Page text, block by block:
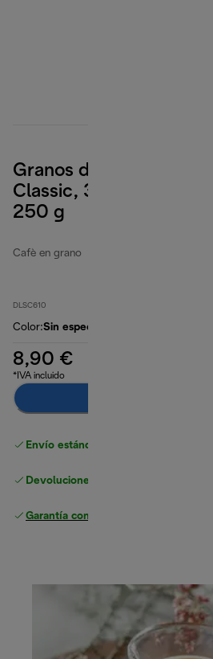
Granos de café Kimbo
Classic, 35 % Arábica
250 g
Cafè en grano
DLSC610
Color:Sin especificar
8,90 €
*IVA incluido
Envío estándar gratuito
Devoluciones gratuitas
Garantía completa